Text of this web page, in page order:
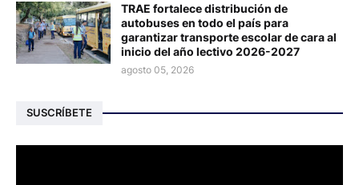
TRAE fortalece distribución de
autobuses en todo el país para
garantizar transporte escolar de cara al
inicio del año lectivo 2026-2027
agosto 05, 2026
SUSCRÍBETE